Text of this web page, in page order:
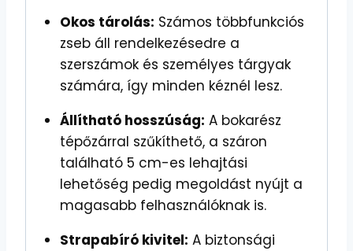
Okos tárolás: Számos többfunkciós
zseb áll rendelkezésedre a
szerszámok és személyes tárgyak
számára, így minden kéznél lesz.
Állítható hosszúság: A bokarész
tépőzárral szűkíthető, a száron
található 5 cm-es lehajtási
lehetőség pedig megoldást nyújt a
magasabb felhasználóknak is.
Strapabíró kivitel: A biztonsági